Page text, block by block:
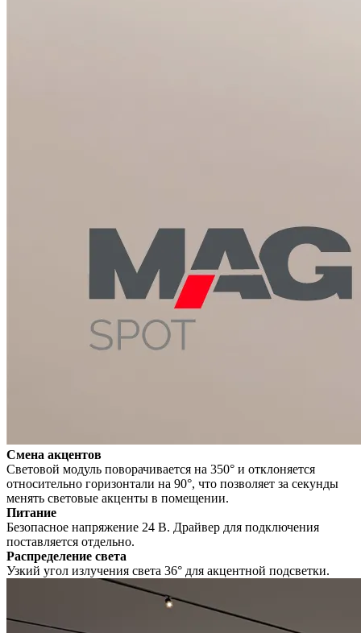
Смена акцентов
Световой модуль поворачивается на 350° и отклоняется
относительно горизонтали на 90°, что позволяет за секунды
менять световые акценты в помещении.
Питание
Безопасное напряжение 24 В. Драйвер для подключения
поставляется отдельно.
Распределение света
Узкий угол излучения света 36° для акцентной подсветки.